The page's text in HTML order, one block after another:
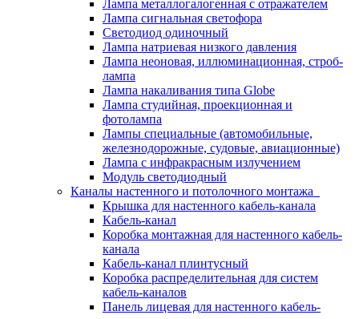
Лампа металлогалогенная с отражателем
Лампа сигнальная светофора
Светодиод одиночный
Лампа натриевая низкого давления
Лампа неоновая, иллюминационная, строб-
лампа
Лампа накаливания типа Globe
Лампа студийная, проекционная и
фотолампа
Лампы специальные (автомобильные,
железнодорожные, судовые, авиационные)
Лампа с инфракрасным излучением
Модуль светодиодный
Каналы настенного и потолочного монтажа
Крышка для настенного кабель-канала
Кабель-канал
Коробка монтажная для настенного кабель-
канала
Кабель-канал плинтусный
Коробка распределительная для систем
кабель-каналов
Панель лицевая для настенного кабель-